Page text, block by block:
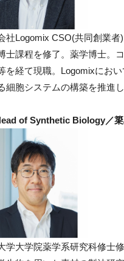
社Logomix CSO(共同創業
士課程を修了。薬学博士。
を経て現職。Logomixにお
細胞システムの構築を推進し
of Synthetic Biology／
学大学院薬学系研究科修士